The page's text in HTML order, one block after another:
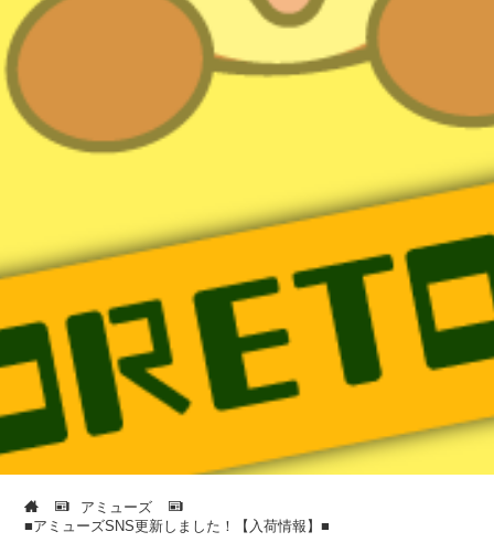
アミューズ
■アミューズSNS更新しました！【入荷情報】■